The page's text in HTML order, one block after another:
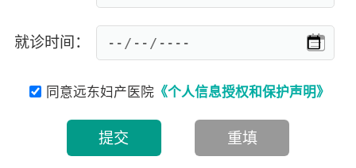
就诊时间：
同意远东妇产医院 《个人信息授权和保护声明》